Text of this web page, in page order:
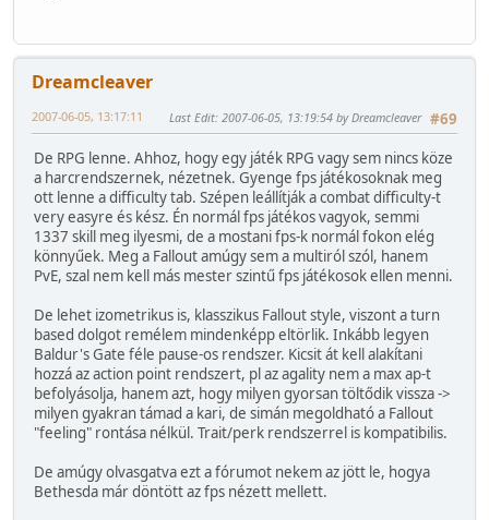
Dreamcleaver
#69
2007-06-05, 13:17:11 Last Edit: 2007-06-05, 13:19:54 by Dreamcleaver
De RPG lenne. Ahhoz, hogy egy játék RPG vagy sem nincs köze
a harcrendszernek, nézetnek. Gyenge fps játékosoknak meg
ott lenne a difficulty tab. Szépen leállítják a combat difficulty-t
very easyre és kész. Én normál fps játékos vagyok, semmi
1337 skill meg ilyesmi, de a mostani fps-k normál fokon elég
könnyűek. Meg a Fallout amúgy sem a multiról szól, hanem
PvE, szal nem kell más mester szintű fps játékosok ellen menni.
De lehet izometrikus is, klasszikus Fallout style, viszont a turn
based dolgot remélem mindenképp eltörlik. Inkább legyen
Baldur's Gate féle pause-os rendszer. Kicsit át kell alakítani
hozzá az action point rendszert, pl az agality nem a max ap-t
befolyásolja, hanem azt, hogy milyen gyorsan töltődik vissza ->
milyen gyakran támad a kari, de simán megoldható a Fallout
"feeling" rontása nélkül. Trait/perk rendszerrel is kompatibilis.
De amúgy olvasgatva ezt a fórumot nekem az jött le, hogya
Bethesda már döntött az fps nézett mellett.